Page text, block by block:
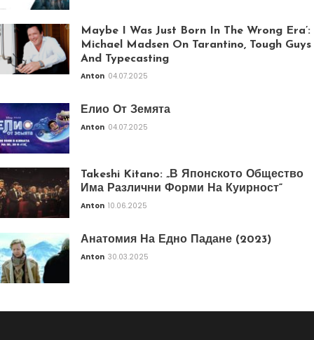
Maybe I Was Just Born In The Wrong Era’:
Michael Madsen On Tarantino, Tough Guys
And Typecasting
Anton 04.07.2025
Елио От Земята
Anton 04.07.2025
Takeshi Kitano: „В Японското Общество
Има Различни Форми На Куирност“
Anton 10.06.2025
Анатомия На Едно Падане (2023)
Anton 30.03.2025